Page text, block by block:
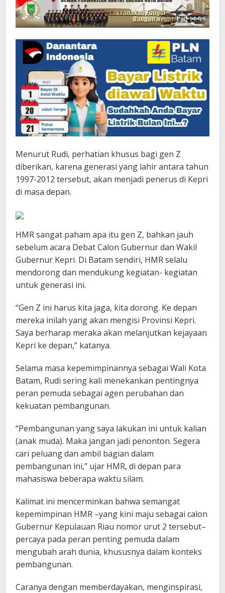
Menurut Rudi, perhatian khusus bagi gen Z
diberikan, karena generasi yang lahir antara tahun
1997-2012 tersebut, akan menjadi penerus di Kepri
di masa depan.
HMR sangat paham apa itu gen Z, bahkan jauh
sebelum acara Debat Calon Gubernur dan Wakil
Gubernur Kepri. Di Batam sendiri, HMR selalu
mendorong dan mendukung kegiatan- kegiatan
untuk generasi ini.
“Gen Z ini harus kita jaga, kita dorong. Ke depan
mereka inilah yang akan mengisi Provinsi Kepri.
Saya berharap meraka akan melanjutkan kejayaan
Kepri ke depan,” katanya.
Selama masa kepemimpinannya sebagai Wali Kota
Batam, Rudi sering kali menekankan pentingnya
peran pemuda sebagai agen perubahan dan
kekuatan pembangunan.
“Pembangunan yang saya lakukan ini untuk kalian
(anak muda). Maka jangan jadi penonton. Segera
cari peluang dan ambil bagian dalam
pembangunan ini,” ujar HMR, di depan para
mahasiswa beberapa waktu silam.
Kalimat ini mencerminkan bahwa semangat
kepemimpinan HMR –yang kini maju sebagai calon
Gubernur Kepulauan Riau nomor urut 2 tersebut–
percaya pada peran penting pemuda dalam
mengubah arah dunia, khususnya dalam konteks
pembangunan.
Caranya dengan memberdayakan, menginspirasi,